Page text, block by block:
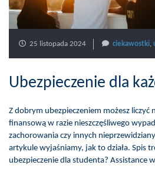
25 listopada 2024 ciekawostki,
Ubezpieczenie dla
Z dobrym ubezpieczeniem możesz liczyć
finansową w razie nieszczęśliwego
zachorowania czy innych
artykule wyjaśniamy, jak to działa. Spis
ubezpieczenie dla studenta? Assistance